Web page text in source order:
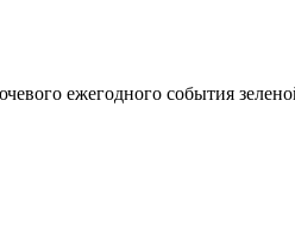
ежегодного события